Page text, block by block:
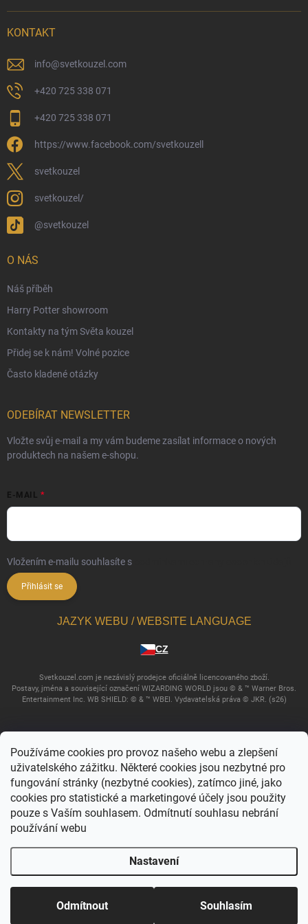
Používáme cookies pro provoz našeho webu a zlepšení
uživatelského zážitku. Některé cookies jsou nezbytné pro
fungování stránky (nezbytné cookies), zatímco jiné, jako
cookies pro statistické a marketingové účely jsou použity
pouze s Vaším souhlasem. Odmítnutí souhlasu nebrání
používání webu
Nastavení
Odmítnout Souhlasím
Kamenný obchod
Dárkový rádce 🎁
Reklamace a vrácení zboží
Věrnostní program
Velkoobchod
Ekologické balení objednávek
Podmínky ochrany osobních údajů
Ochranné známky a autorská práva
KONTAKT
info@svetkouzel.com
+420 725 338 071
+420 725 338 071
https://www.facebook.com/svetkouzell
svetkouzel
svetkouzel/
@svetkouzel
O NÁS
Náš příběh
Harry Potter showroom
Kontakty na tým Světa kouzel
Přidej se k nám! Volné pozice
Často kladené otázky
ODEBÍRAT NEWSLETTER
Vložte svůj e-mail a my vám budeme zasílat informace o nových
produktech na našem e-shopu.
E-MAIL
Vložením e-mailu souhlasíte s
Přihlásit se
JAZYK WEBU / WEBSITE LANGUAGE
CZ
Svetkouzel.com je nezávislý prodejce oficiálně licencovaného zboží.
Postavy, jména a související označení WIZARDING WORLD jsou © & ™ Warner Bros.
Entertainment Inc. WB SHIELD: © & ™ WBEI. Vydavatelská práva © JKR. (s26)
Vytvořil Shoptet